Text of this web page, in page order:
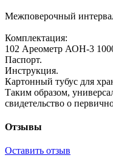
Межповерочный
Комплектация:
102 Ареометр АОН-3
Паспорт.
Инструкция.
Картонный тубус для
Таким образом,
свидетельство о
Отзывы
Оставить отзыв